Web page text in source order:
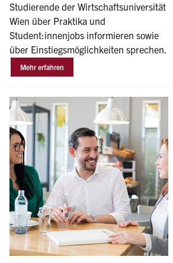
Studierende der Wirtschaftsuniversität
Wien über Praktika und
Student:innenjobs informieren sowie
über Einstiegsmöglichkeiten sprechen.
Mehr erfahren